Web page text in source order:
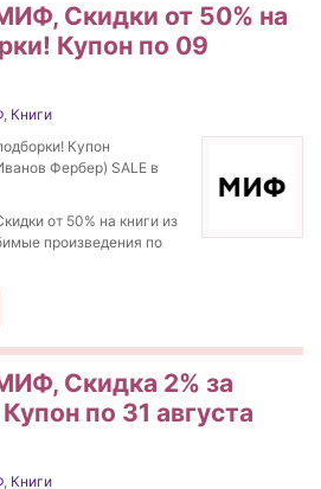
Скидки от 50% на
Купон по 09
, Книги
Купон
Фербер) SALE в
от 50% на книги из
произведения по
Скидка 2% за
по 31 августа
, Книги